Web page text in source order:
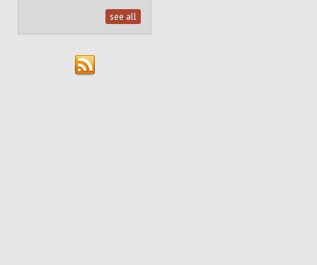
see all